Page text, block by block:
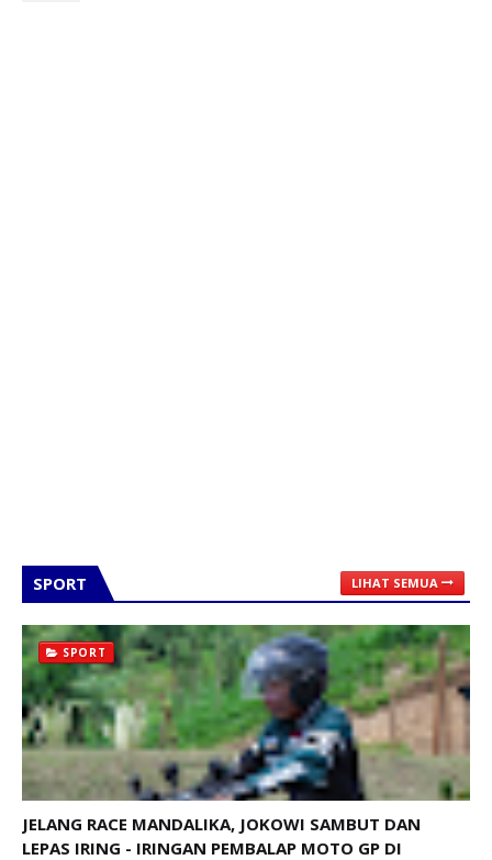
SPORT LIHAT SEMUA
SPORT
JELANG RACE MANDALIKA, JOKOWI SAMBUT DAN
LEPAS IRING - IRINGAN PEMBALAP MOTO GP DI